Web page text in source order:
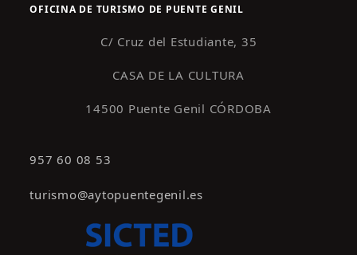
OFICINA DE TURISMO DE PUENTE GENIL
C/ Cruz del Estudiante, 35
CASA DE LA CULTURA
14500 Puente Genil CÓRDOBA
957 60 08 53
turismo@aytopuentegenil.es